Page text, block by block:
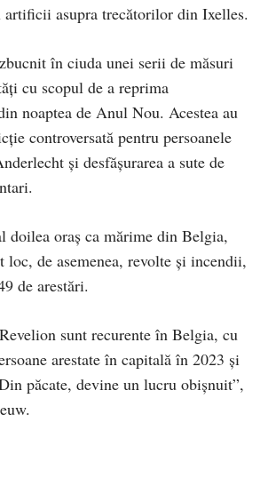
artificii asupra trecătorilor din Ixelles.
în ciuda unei serii de măsuri
cu scopul de a reprima
noaptea de Anul Nou. Acestea au
controversată pentru persoanele
şi desfăşurarea a sute de
doilea oraş ca mărime din Belgia,
loc, de asemenea, revolte şi incendii,
de arestări.
sunt recurente în Belgia, cu
arestate în capitală în 2023 şi
păcate, devine un lucru obişnuit”,